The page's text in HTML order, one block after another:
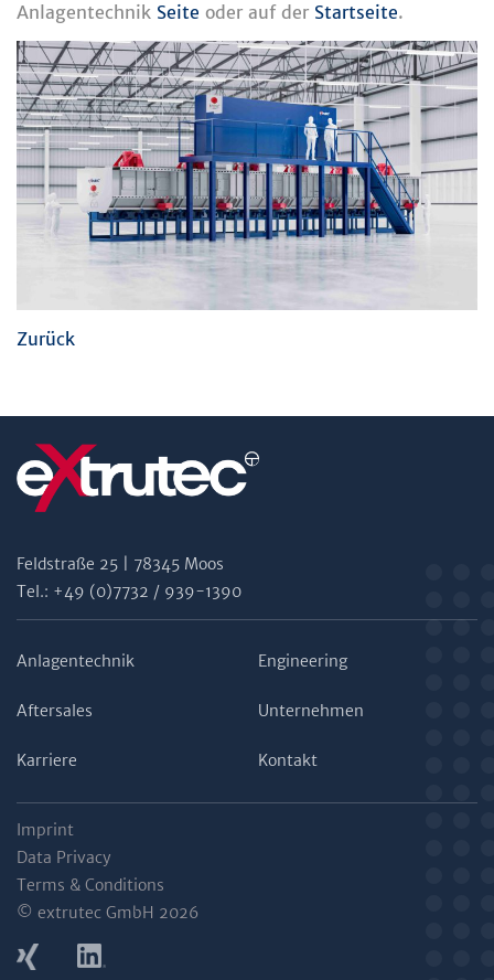
Anlagentechnik Seite oder auf der Startseite.
Zurück
Feldstraße 25 | 78345 Moos
Tel.: +49 (0)7732 / 939-1390
Anlagentechnik Engineering
Aftersales Unternehmen
Karriere Kontakt
Imprint
Data Privacy
Terms & Conditions
© extrutec GmbH 2026